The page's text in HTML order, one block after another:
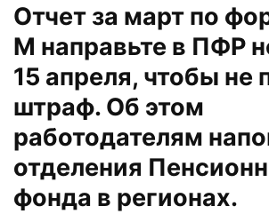
Отчет за март по
М направьте в ПФР
15 апреля, чтобы не
штраф. Об этом
работодателям
отделения
фонда в регионах.